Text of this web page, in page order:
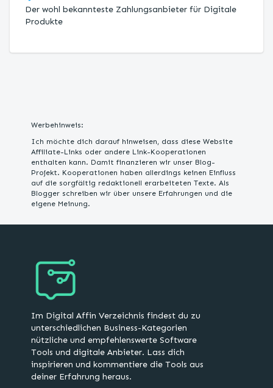
Der wohl bekannteste Zahlungsanbieter für Digitale
Produkte
Werbehinweis:
Ich möchte dich darauf hinweisen, dass diese Website
Affiliate-Links oder andere Link-Kooperationen
enthalten kann. Damit finanzieren wir unser Blog-
Projekt. Kooperationen haben allerdings keinen Einfluss
auf die sorgfältig redaktionell erarbeiteten Texte. Als
Blogger schreiben wir über unsere Erfahrungen und die
eigene Meinung.
Im Digital Affin Verzeichnis findest du zu
unterschiedlichen Business-Kategorien
nützliche und empfehlenswerte Software
Tools und digitale Anbieter. Lass dich
inspirieren und kommentiere die Tools aus
deiner Erfahrung heraus.